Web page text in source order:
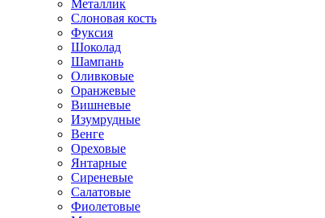
Металлик
Слоновая кость
Фуксия
Шоколад
Шампань
Оливковые
Оранжевые
Вишневые
Изумрудные
Венге
Ореховые
Янтарные
Сиреневые
Салатовые
Фиолетовые